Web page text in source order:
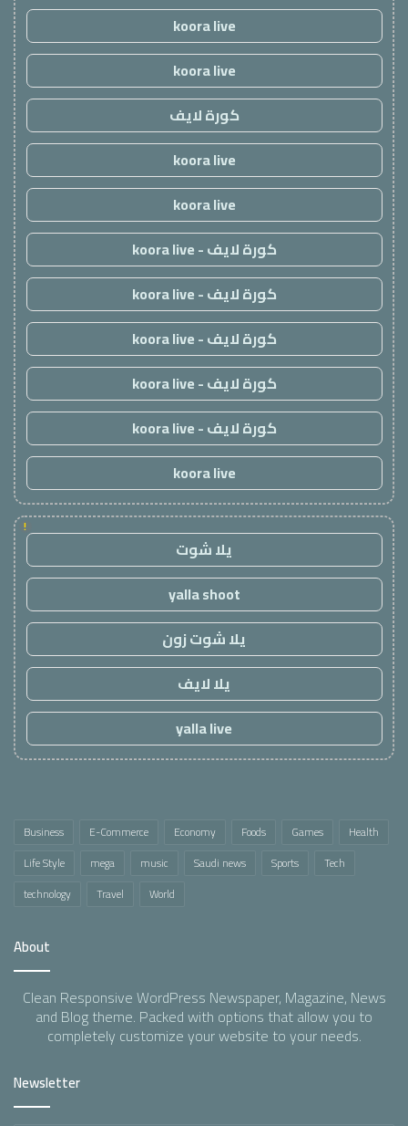
koora live
koora live
كورة لايف
koora live
koora live
كورة لايف - koora live
كورة لايف - koora live
كورة لايف - koora live
كورة لايف - koora live
كورة لايف - koora live
koora live
!
يلا شوت
yalla shoot
يلا شوت زون
يلا لايف
yalla live
Business E-Commerce Economy Foods Games
Health
Life Style
mega music Saudi news Sports
Tech
technology
Travel World
About
Clean Responsive WordPress Newspaper, Magazine, News
and Blog theme. Packed with options that allow you to
completely customize your website to your needs.
Newsletter